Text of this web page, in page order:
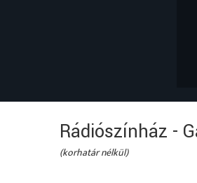
Rádiószínház -
(korhatár nélkül)